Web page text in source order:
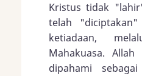
Kristus tidak
telah
ketiadaan,
Mahakuasa.
dipahami